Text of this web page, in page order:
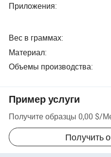
Приложения:
Вес в граммах:
Материал:
Объемы производства:
Пример услуги
Получите образцы 0,00 $/
Получить